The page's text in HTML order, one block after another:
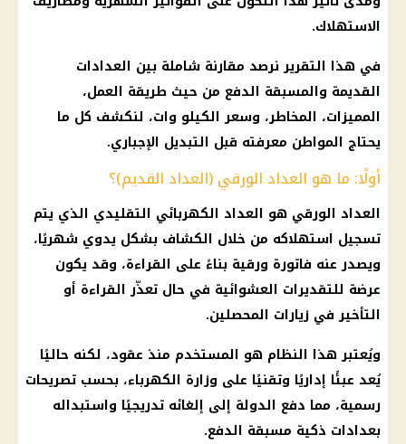
الاستهلاك.
في هذا التقرير نرصد مقارنة شاملة بين العدادات
القديمة والمسبقة الدفع من حيث طريقة العمل،
المميزات، المخاطر، وسعر الكيلو وات، لنكشف كل ما
يحتاج المواطن معرفته قبل التبديل الإجباري.
أولًا: ما هو العداد الورقي (العداد القديم)؟
العداد الورقي هو العداد الكهربائي التقليدي الذي يتم
تسجيل استهلاكه من خلال الكشاف بشكل يدوي شهريًا،
ويصدر عنه فاتورة ورقية بناءً على القراءة، وقد يكون
عرضة للتقديرات العشوائية في حال تعذّر القراءة أو
التأخير في زيارات المحصلين.
ويُعتبر هذا النظام هو المستخدم منذ عقود، لكنه حاليًا
يُعد عبئًا إداريًا وتقنيًا على وزارة الكهرباء، بحسب تصريحات
رسمية، مما دفع الدولة إلى إلغائه تدريجيًا واستبداله
بعدادات ذكية مسبقة الدفع.